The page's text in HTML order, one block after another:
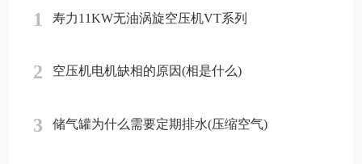
1 寿力11KW无油涡旋空压机VT系列
2 空压机电机缺相的原因(相是什么)
3 储气罐为什么需要定期排水(压缩空气)